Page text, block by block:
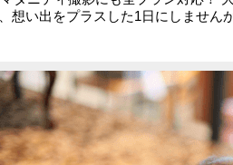
想い出をプラスした1日にしません